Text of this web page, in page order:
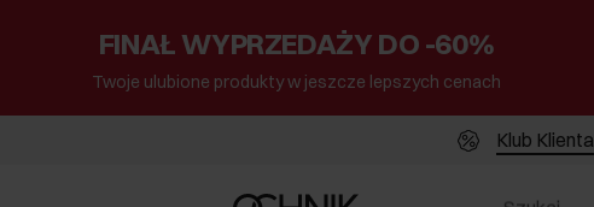
FINAŁ WYPRZEDAŻY DO -60%
Twoje ulubione produkty w jeszcze lepszych cenach
Klub Klienta